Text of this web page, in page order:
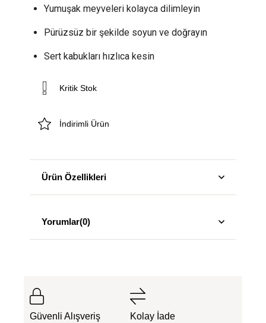
Yumuşak meyveleri kolayca dilimleyin
Pürüzsüz bir şekilde soyun ve doğrayın
Sert kabukları hızlıca kesin
Kritik Stok
İndirimli Ürün
Ürün Özellikleri
Yorumlar(0)
Güvenli Alışveriş Kolay İade